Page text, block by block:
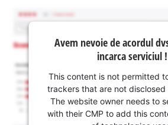
Avem nevoie de acordul
incarca serviciul !
This content is not permitted
trackers that are not disclosed
The website owner needs to
with their CMP to add this